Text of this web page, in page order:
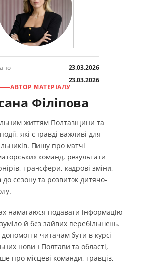
23.03.2026
23.03.2026
АВТОР МАТЕРІАЛУ
Філіпова
життям Полтавщини та
які справді важливі для
Пишу про матчі
команд, результати
трансфери, кадрові зміни,
до сезону та розвиток дитячо-
намагаюся подавати інформацію
й без зайвих перебільшень.
читачам бути в курсі
новин Полтави та області,
про місцеві команди, гравців,